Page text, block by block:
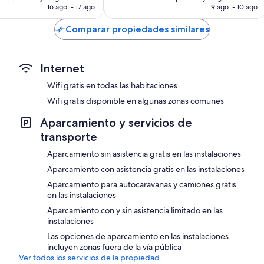
es
de
US$ 34
16 ago. - 17 ago.
es
de
9 ago. - 10 ago.
Comparar propiedades similares
Internet
Wifi gratis en todas las habitaciones
Wifi gratis disponible en algunas zonas comunes
Aparcamiento y servicios de
transporte
Aparcamiento sin asistencia gratis en las instalaciones
Aparcamiento con asistencia gratis en las instalaciones
Aparcamiento para autocaravanas y camiones gratis
en las instalaciones
Aparcamiento con y sin asistencia limitado en las
instalaciones
Las opciones de aparcamiento en las instalaciones
incluyen zonas fuera de la vía pública
Ver todos los servicios de la propiedad